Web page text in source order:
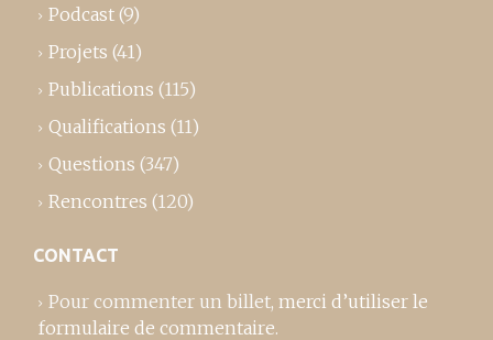
Podcast (9)
Projets (41)
Publications (115)
Qualifications (11)
Questions (347)
Rencontres (120)
CONTACT
Pour commenter un billet, merci d’utiliser le
formulaire de commentaire.